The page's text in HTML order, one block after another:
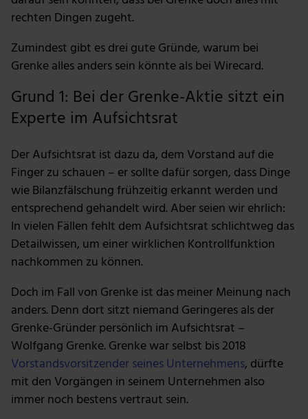
rechten Dingen zugeht.
Zumindest gibt es drei gute Gründe, warum bei
Grenke alles anders sein könnte als bei Wirecard.
Grund 1: Bei der Grenke-Aktie sitzt ein
Experte im Aufsichtsrat
Der Aufsichtsrat ist dazu da, dem Vorstand auf die
Finger zu schauen – er sollte dafür sorgen, dass Dinge
wie Bilanzfälschung frühzeitig erkannt werden und
entsprechend gehandelt wird. Aber seien wir ehrlich:
In vielen Fällen fehlt dem Aufsichtsrat schlichtweg das
Detailwissen, um einer wirklichen Kontrollfunktion
nachkommen zu können.
Doch im Fall von Grenke ist das meiner Meinung nach
anders. Denn dort sitzt niemand Geringeres als der
Grenke-Gründer persönlich im Aufsichtsrat –
Wolfgang Grenke. Grenke war selbst bis 2018
Vorstandsvorsitzender seines Unternehmens, dürfte
mit den Vorgängen in seinem Unternehmen also
immer noch bestens vertraut sein.